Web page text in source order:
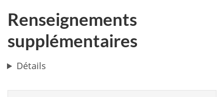
Renseignements
supplémentaires
Détails